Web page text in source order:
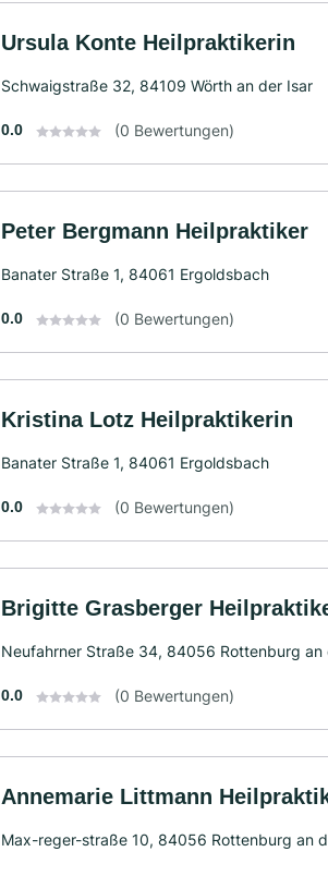
Ursula Konte Heilpraktikerin
Schwaigstraße 32, 84109 Wörth an der Isar
0.0 (0 Bewertungen)
Peter Bergmann Heilpraktiker
Banater Straße 1, 84061 Ergoldsbach
0.0 (0 Bewertungen)
Kristina Lotz Heilpraktikerin
Banater Straße 1, 84061 Ergoldsbach
0.0 (0 Bewertungen)
Brigitte Grasberger
Neufahrner Straße 34, 84056 Rottenburg an
0.0 (0 Bewertungen)
Annemarie Littmann
Max-reger-straße 10, 84056 Rottenburg an